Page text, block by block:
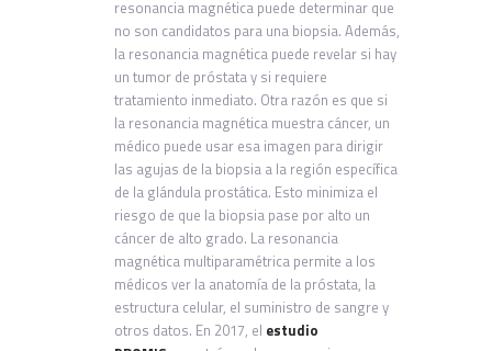
resonancia magnética puede determinar que
no son candidatos para una biopsia. Además,
la resonancia magnética puede revelar si hay
un tumor de próstata y si requiere
tratamiento inmediato. Otra razón es que si
la resonancia magnética muestra cáncer, un
médico puede usar esa imagen para dirigir
las agujas de la biopsia a la región específica
de la glándula prostática. Esto minimiza el
riesgo de que la biopsia pase por alto un
cáncer de alto grado. La resonancia
magnética multiparamétrica permite a los
médicos ver la anatomía de la próstata, la
estructura celular, el suministro de sangre y
otros datos. En 2017, el estudio